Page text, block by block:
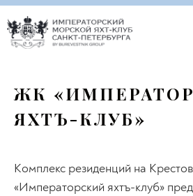
ЖК
ЯХТЪ-КЛУБ»
Комплекс резиденций на
«Императорский яхтъ-клуб»